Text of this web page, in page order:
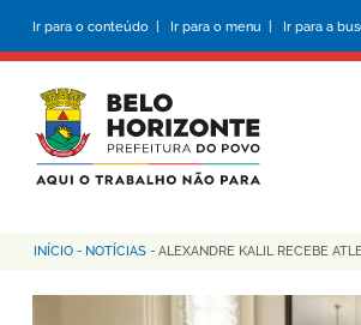
conteúdo
principal
Ir para o conteúdo | Ir para o menu | Ir para a
Trilha
de
INÍCIO - NOTÍCIAS - ALEXANDRE KALIL RECEBE